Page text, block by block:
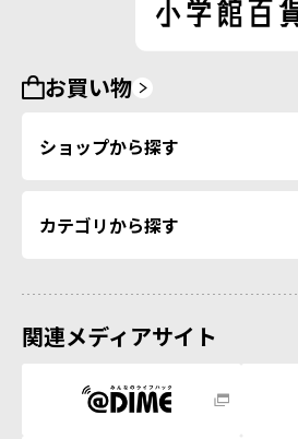
お買い物
ショップから探す
カテゴリから探す
関連メディアサイト